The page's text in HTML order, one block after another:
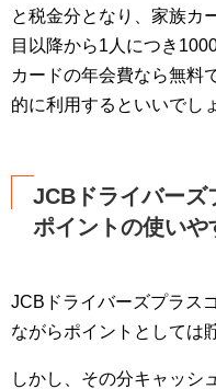
と税金分となり、家族カ
目以降から1人につき
カードの年会費なら無料
的に利用するといいでし
JCBドライバーズ
ポイントの使いや
JCBドライバーズプラス
ながらポイントとしては
しかし、その分キャッシ